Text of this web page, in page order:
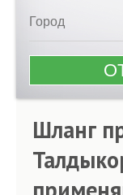
Шланг